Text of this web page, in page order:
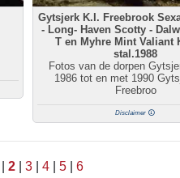
Gytsjerk K.I. Freebrook
- Long- Haven Scotty -
T en Myhre Mint Valiant
stal.1988
Fotos van de dorpen
1986 tot en met 1990
Freebroo
Disclaimer
2| 3| 4| 5| 6